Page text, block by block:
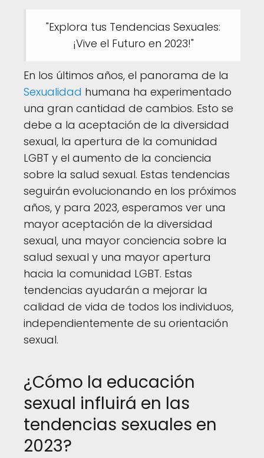
"Explora tus Tendencias Sexuales:
¡Vive el Futuro en 2023!"
En los últimos años, el panorama de la
Sexualidad humana ha experimentado
una gran cantidad de cambios. Esto se
debe a la aceptación de la diversidad
sexual, la apertura de la comunidad
LGBT y el aumento de la conciencia
sobre la salud sexual. Estas tendencias
seguirán evolucionando en los próximos
años, y para 2023, esperamos ver una
mayor aceptación de la diversidad
sexual, una mayor conciencia sobre la
salud sexual y una mayor apertura
hacia la comunidad LGBT. Estas
tendencias ayudarán a mejorar la
calidad de vida de todos los individuos,
independientemente de su orientación
sexual.
¿Cómo la educación
sexual influirá en las
tendencias sexuales en
2023?